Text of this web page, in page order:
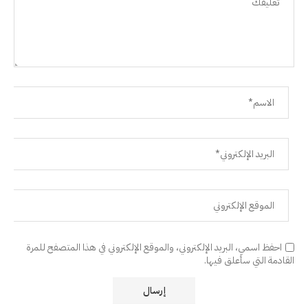
احفظ اسمي، البريد الإلكتروني، والموقع الإلكتروني في هذا المتصفح للمرة
القادمة التي سأعلق فيها.